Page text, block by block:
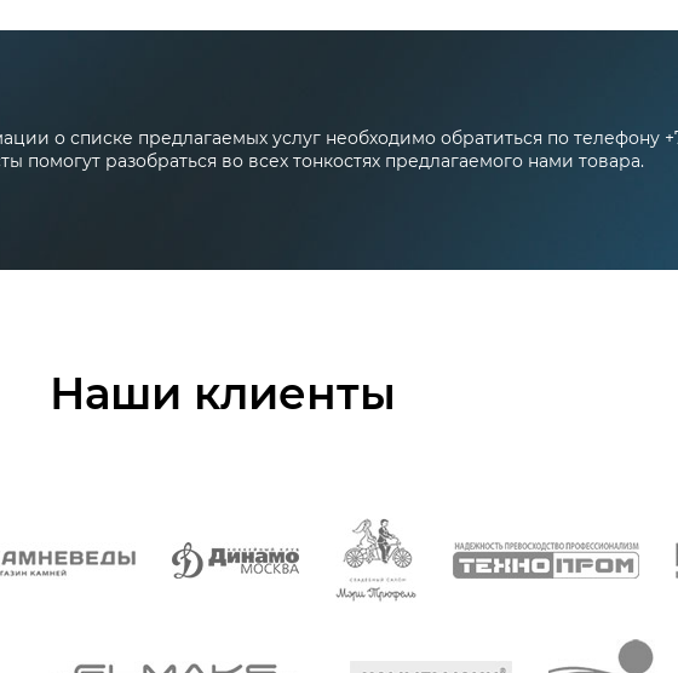
о списке предлагаемых услуг необходимо обратиться по телефону
помогут разобраться во всех тонкостях предлагаемого нами товара.
Наши клиенты